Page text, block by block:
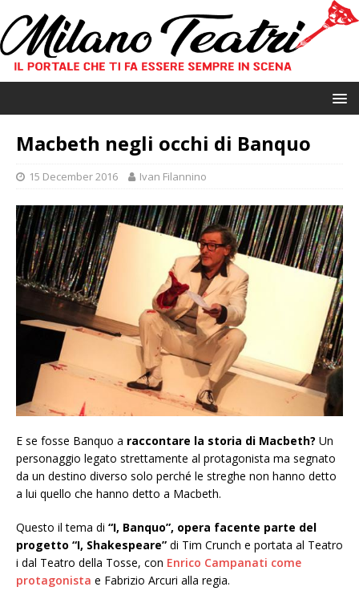
Macbeth negli occhi di Banquo
15 December 2016 Ivan Filannino
E se fosse Banquo a raccontare la storia di Macbeth? Un
personaggio legato strettamente al protagonista ma segnato
da un destino diverso solo perché le streghe non hanno detto
a lui quello che hanno detto a Macbeth.
Questo il tema di “I, Banquo”, opera facente parte del
progetto “I, Shakespeare” di Tim Crunch e portata al Teatro
i dal Teatro della Tosse, con Enrico Campanati come
protagonista e Fabrizio Arcuri alla regia.